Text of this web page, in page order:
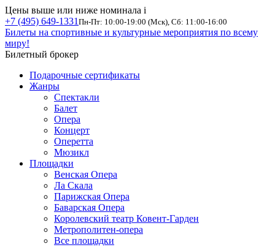
Цены выше или ниже номинала i
+7 (495) 649-1331 Пн-Пт: 10:00-19:00 (Мск), Сб: 11:00-16:00
Билеты на спортивные и культурные мероприятия по всему
миру!
Билетный брокер
Подарочные сертификаты
Жанры
Спектакли
Балет
Опера
Концерт
Оперетта
Мюзикл
Площадки
Венская Опера
Ла Скала
Парижская Опера
Баварская Опера
Королевский театр Ковент-Гарден
Метрополитен-опера
Все площадки